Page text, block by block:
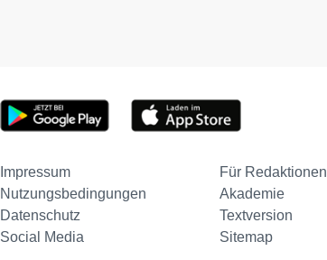
Impressum Für Redaktionen
Nutzungsbedingungen
Akademie
Datenschutz
Textversion
Social Media
Sitemap